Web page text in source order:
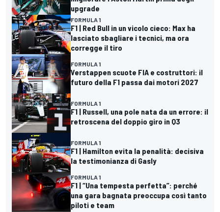
upgrade
FORMULA 1
F1 | Red Bull in un vicolo cieco: Max ha
lasciato sbagliare i tecnici, ma ora
corregge il tiro
FORMULA 1
Verstappen scuote FIA e costruttori: il
futuro della F1 passa dai motori 2027
FORMULA 1
F1 | Russell, una pole nata da un errore: il
retroscena del doppio giro in Q3
FORMULA 1
F1 | Hamilton evita la penalità: decisiva
la testimonianza di Gasly
FORMULA 1
F1 | “Una tempesta perfetta”: perché
una gara bagnata preoccupa così tanto
piloti e team